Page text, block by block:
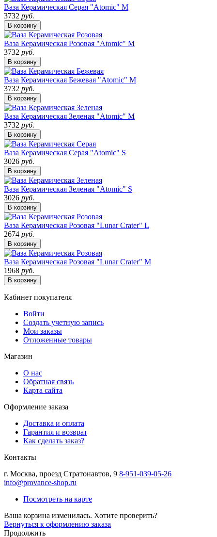
Ваза Керамическая Серая "Atomic" M
3732 руб.
В корзину
Ваза Керамическая Розовая "Atomic" M
3732 руб.
В корзину
Ваза Керамическая Бежевая "Atomic" M
3732 руб.
В корзину
Ваза Керамическая Зеленая "Atomic" M
3732 руб.
В корзину
Ваза Керамическая Серая "Atomic" S
3026 руб.
В корзину
Ваза Керамическая Зеленая "Atomic" S
3026 руб.
В корзину
Ваза Керамическая Розовая "Lunar Crater" L
2674 руб.
В корзину
Ваза Керамическая Розовая "Lunar Crater" M
1968 руб.
В корзину
Кабинет покупателя
Войти
Создать учетную запись
Мои заказы
Отложенные товары
Магазин
О нас
Обратная связь
Карта сайта
Оформление заказа
Доставка и оплата
Гарантия и возврат
Как сделать заказ?
Контакты
г. Москва, проезд Стратонавтов, 9 8-951-039-05-26
info@provance-shop.ru
Посмотреть на карте
Ваша корзина изменилась. Хотите проверить?
Вернуться к оформлению заказа
Продолжить